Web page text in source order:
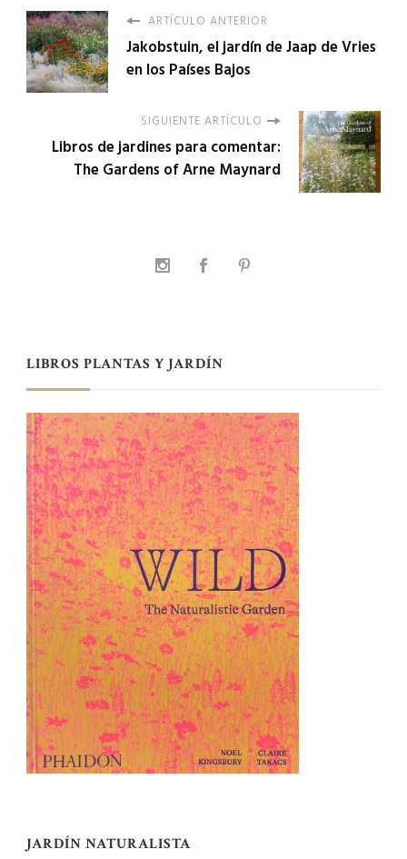
ARTÍCULO ANTERIOR
Jakobstuin, el jardín de Jaap de Vries
en los Países Bajos
SIGUIENTE ARTÍCULO
Libros de jardines para comentar:
The Gardens of Arne Maynard
LIBROS PLANTAS Y JARDÍN
JARDÍN NATURALISTA